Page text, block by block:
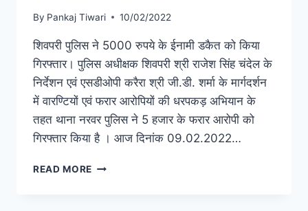
By Pankaj Tiwari 10/02/2022
शिवपरी पुलिस ने 5000 रुपये के ईनामी डकैत को किया
गिरफ्तार। पुलिस अधीक्षक शिवपरी श्री राजेश सिंह चंदेल के
निर्देशन एवं एसडीओपी करैरा श्री जी.डी. शर्मा के मार्गदर्शन
में वारण्टियों एवं फरार आरोपियों की धरपकड़ अभियान के
तहत थाना नरवर पुलिस ने 5 हजार के फरार आरोपी को
गिरफ्तार किया है । आज दिनांक 09.02.2022…
READ MORE